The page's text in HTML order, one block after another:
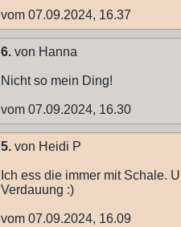
vom 07.09.2024, 16.37
6. von Hanna
Nicht so mein Ding!
vom 07.09.2024, 16.30
5. von Heidi P
Ich ess die immer mit Schale.
Verdauung :)
vom 07.09.2024, 16.09